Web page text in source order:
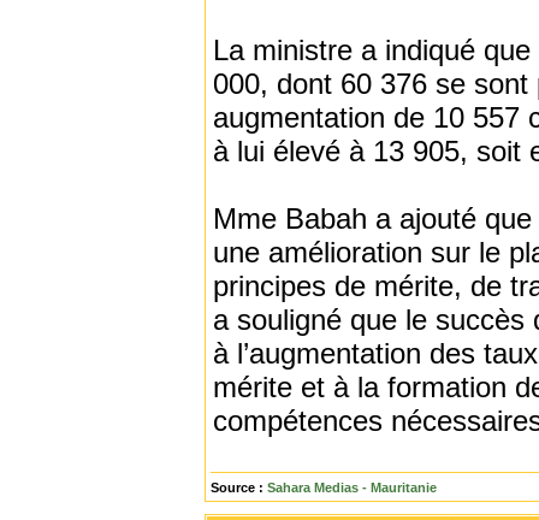
La ministre a indiqué
000, dont 60 376 se sont
augmentation de 10 557
à lui élevé à 13 905, soit
Mme Babah a ajouté
une amélioration sur le
principes de mérite, de
a souligné que le
à l’augmentation des
mérite et à la formation
compétences
Source : Sahara Medias - Mauritanie